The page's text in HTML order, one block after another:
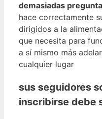
demasiadas
hace correctamente
dirigidos a la
que necesita para
a sí mismo más
cualquier lugar
sus seguidores
inscribirse debe